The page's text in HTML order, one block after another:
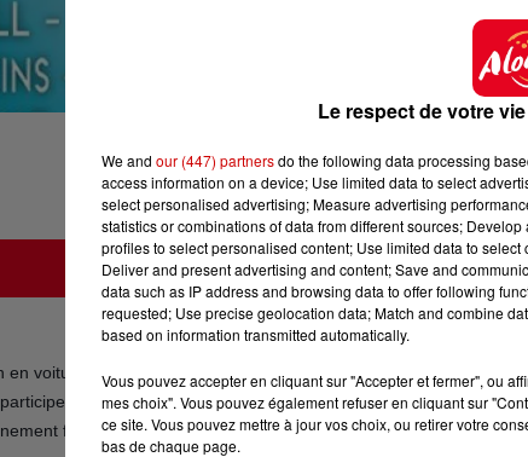
Payant
voiture, venez vous d�gourdir les jambes et profiter de vos
� des ateliers, voir des spectacles, jouer ou �couter de
familial gratuit, le dernier weekend d'ao�t, � Artannes sur
Le respect de votre
We and our (447) partnersdo the following data processing
access information on a device; Use limited data to select
select personalised advertising; Measure advertising
statistics or combinations of data from different sources;
profiles to select personalised content; Use limited data to
Deliver and present advertising and content; Save and
data such as IP address and browsing data to offer following
requested; Use precise geolocation data; Match and combine
based on information transmitted automatically.
Vous pouvez accepter en cliquant sur "Accepter et fermer", ou
mes choix". Vous pouvez également refuser en cliquant sur
ce site. Vous pouvez mettre à jour vos choix, ou retirer votre
bas de chaque page.